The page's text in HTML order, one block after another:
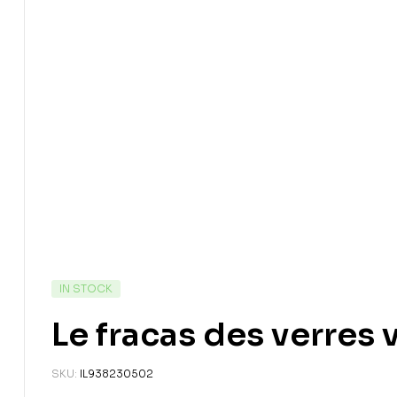
IN STOCK
Le fracas des verres
SKU: IL938230502